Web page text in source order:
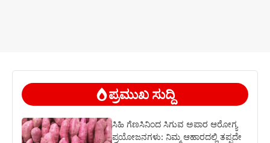
ಪ್ರಮುಖ ಸುದ್ದಿ
ಸಿಹಿ ಗೆಣಸಿನಿಂದ ಸಿಗುವ ಅಪಾರ ಆರೋಗ್ಯ
ಪ್ರಯೋಜನಗಳು: ನಿಮ್ಮ ಆಹಾರದಲ್ಲಿ ತಪ್ಪದೇ